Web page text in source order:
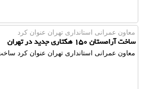
معاون عمرانی استانداری تهران عنوان كرد
ساخت آرامستان ۱۵۰ هکتاری جدید در تهران
معاون عمرانی استانداری تهران عنوان كرد ساخت آرامستان ۱۵۰